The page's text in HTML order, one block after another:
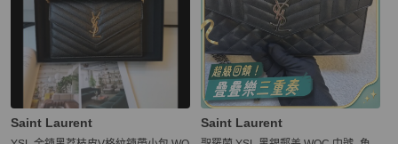
Saint Laurent Saint Laurent